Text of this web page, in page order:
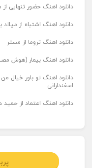
دانلود اهنگ حضور تنهایی
دانلود اهنگ اشتباه از میلاد
دانلود اهنگ تروما از مستر
دانلود اهنگ بیمار (هوش
دانلود اهنگ تو باور
اسفندارانی
دانلود اهنگ اعتماد از حمید